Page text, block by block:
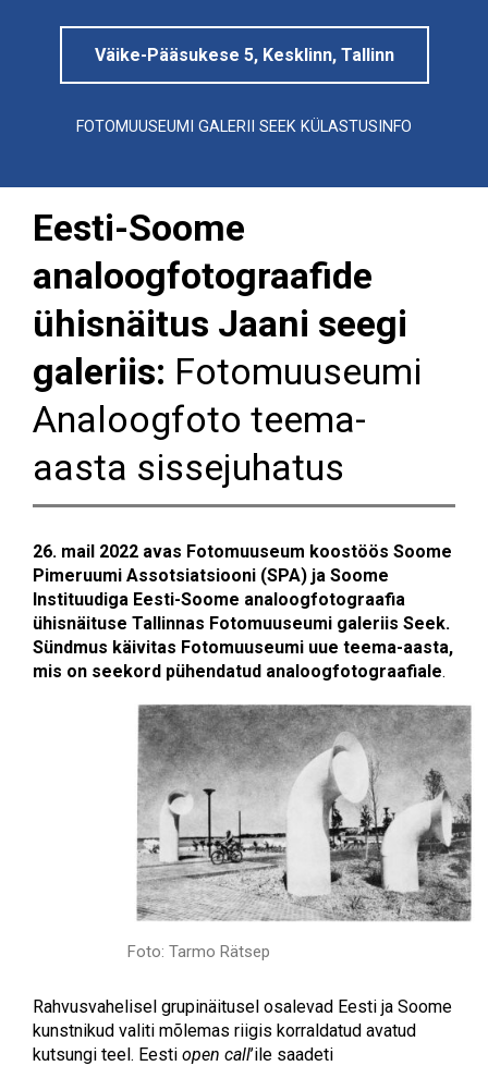
Väike-Pääsukese 5, Kesklinn, Tallinn
FOTOMUUSEUMI GALERII SEEK KÜLASTUSINFO
Eesti-Soome
analoogfotograafide
ühisnäitus Jaani seegi
galeriis: Fotomuuseumi
Analoogfoto teema-
aasta sissejuhatus
26. mail 2022 avas Fotomuuseum koostöös Soome
Pimeruumi Assotsiatsiooni (SPA) ja Soome
Instituudiga Eesti-Soome analoogfotograafia
ühisnäituse Tallinnas Fotomuuseumi galeriis Seek.
Sündmus käivitas Fotomuuseumi uue teema-aasta,
mis on seekord pühendatud analoogfotograafiale.
Foto: Tarmo Rätsep
Rahvusvahelisel grupinäitusel osalevad Eesti ja Soome
kunstnikud valiti mõlemas riigis korraldatud avatud
kutsungi teel. Eesti open call’ile saadeti